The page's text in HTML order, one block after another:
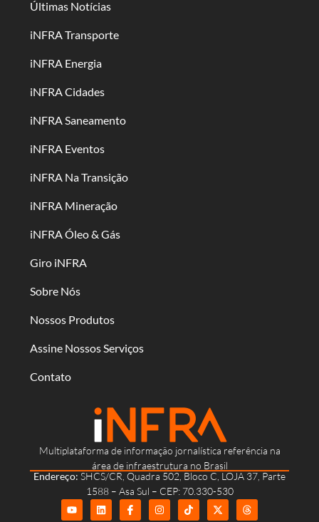
Multiplataforma de informação jornalística referência na
área de infraestrutura no Brasil
Endereço: SHCS/CR, Quadra 502, Bloco C, LOJA 37, Parte
1588 – Asa Sul – CEP: 70.330-530
Últimas Notícias
iNFRA Transporte
iNFRA Energia
iNFRA Cidades
iNFRA Saneamento
iNFRA Eventos
iNFRA Na Transição
iNFRA Mineração
iNFRA Óleo & Gás
Giro iNFRA
Sobre Nós
Nossos Produtos
Assine Nossos Serviços
Contato